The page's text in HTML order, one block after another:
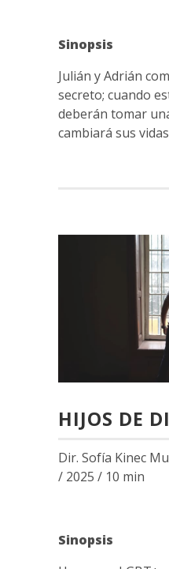
Sinopsis
Julián y Adrián
secreto; cuando
deberán tomar
cambiará sus
HIJOS DE
Dir. Sofía Kinec
/ 2025 / 10 min
Sinopsis